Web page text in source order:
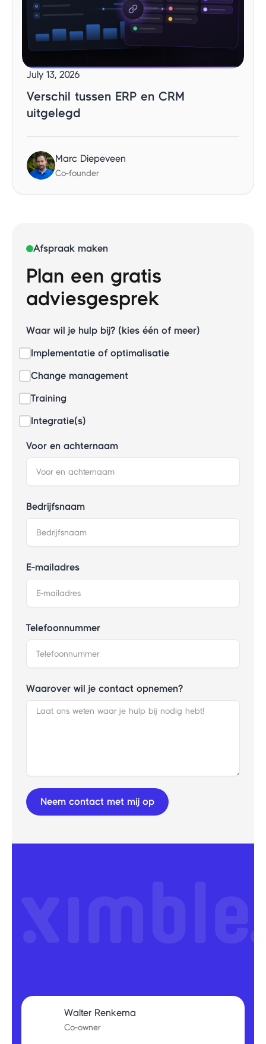
July 13, 2026
Verschil tussen ERP en CRM
uitgelegd
Marc Diepeveen
Co-founder
Afspraak maken
Plan een gratis
adviesgesprek
Waar wil je hulp bij? (kies één of meer)
Implementatie of optimalisatie
Change management
Training
Integratie(s)
Voor en achternaam
Bedrijfsnaam
E-mailadres
Telefoonnummer
Waarover wil je contact opnemen?
Walter Renkema
Co-owner